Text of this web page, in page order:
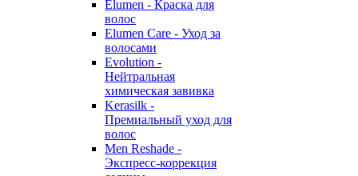
Elumen - Краска для
волос
Elumen Care - Уход за
волосами
Evolution -
Нейтральная
химическая завивка
Kerasilk -
Премиальный уход для
волос
Men Reshade -
Экспресс-коррекция